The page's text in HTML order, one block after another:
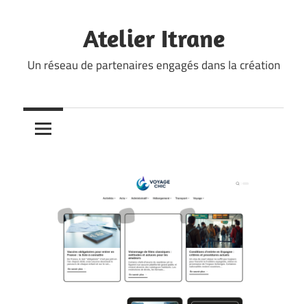
Atelier Itrane
Un réseau de partenaires engagés dans la création